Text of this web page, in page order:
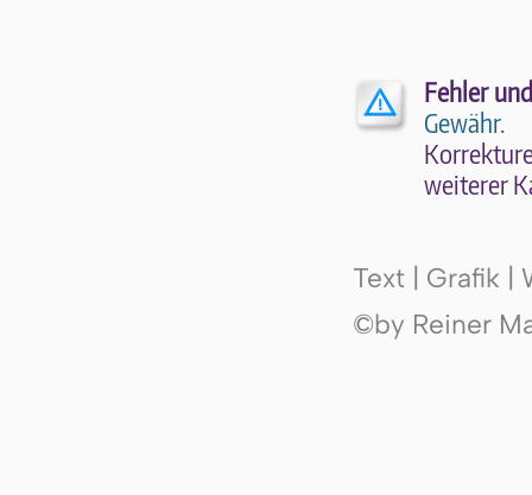
Fehler
Gewähr.
wei­te­rer
Text | Grafik |
©by Reiner